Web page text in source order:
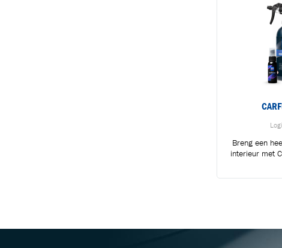
Breng een
interieur met